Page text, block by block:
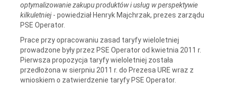
optymalizowanie zakupu produktów i usług w perspektywie
kilkuletniej - powiedział Henryk Majchrzak, prezes zarządu
PSE Operator.
Prace przy opracowaniu zasad taryfy wieloletniej
prowadzone były przez PSE Operator od kwietnia 2011 r.
Pierwsza propozycja taryfy wieloletniej została
przedłożona w sierpniu 2011 r. do Prezesa URE wraz z
wnioskiem o zatwierdzenie taryfy PSE Operator.